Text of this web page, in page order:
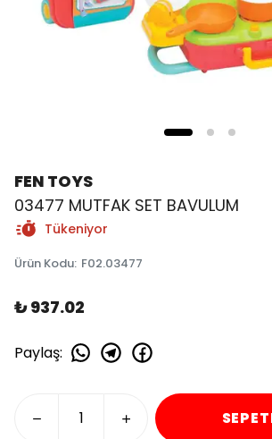
FEN TOYS
03477 MUTFAK SET BAVULUM
Tükeniyor
Ürün Kodu: F02.03477
₺ 937.02
Paylaş: